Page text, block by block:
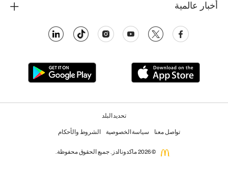
أخبار عالمية
تحديد البلد
تواصل معنا سياسة الخصوصية الشروط والأحكام
© 2026 ماكدونالدز. جميع الحقوق محفوظة.